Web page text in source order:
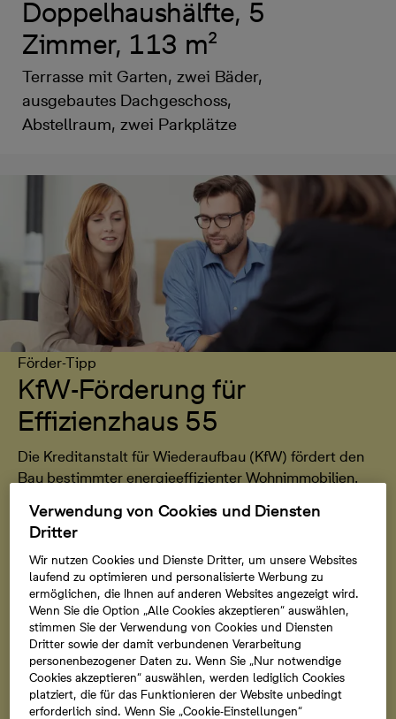
Doppelhaushälfte, 5
Zimmer, 113 m²
Terrasse mit Garten, zwei Bäder,
ausgebautes Dachgeschoss,
Abstellraum, zwei Parkplätze
Förder-Tipp
KfW-Förderung für
Effizienzhaus 55
Die Kreditanstalt für Wiederaufbau (KfW) fördert den
Bau bestimmter energieeffizienter Wohnimmobilien.
Finanzierung Ihrer Immobilie von einem
zinsvergünstigten Kredit zu profitieren und so Kosten
zu sparen. Den Antrag können Sie entweder bei Ihrer
Bank oder gemeinsam mit unserem
Finanzierungspartner Interhyp stellen.
Mehr erfahren
Verwendung von Cookies und Diensten
Dritter
Wir nutzen Cookies und Dienste Dritter, um unsere Websites
laufend zu optimieren und personalisierte Werbung zu
ermöglichen, die Ihnen auf anderen Websites angezeigt wird.
Wenn Sie die Option „Alle Cookies akzeptieren“ auswählen,
stimmen Sie der Verwendung von Cookies und Diensten
Dritter sowie der damit verbundenen Verarbeitung
personenbezogener Daten zu. Wenn Sie „Nur notwendige
Cookies akzeptieren“ auswählen, werden lediglich Cookies
platziert, die für das Funktionieren der Website unbedingt
erforderlich sind. Wenn Sie „Cookie-Einstellungen“